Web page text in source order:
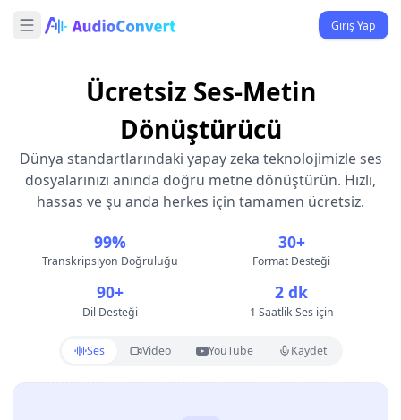
Giriş Yap
Ücretsiz Ses-Metin
Dönüştürücü
Dünya standartlarındaki yapay zeka teknolojimizle ses
dosyalarınızı anında doğru metne dönüştürün. Hızlı,
hassas ve şu anda herkes için tamamen ücretsiz.
99%
Transkripsiyon Doğruluğu
30+
Format Desteği
90+
Dil Desteği
2 dk
1 Saatlik Ses için
Ses Video YouTube Kaydet